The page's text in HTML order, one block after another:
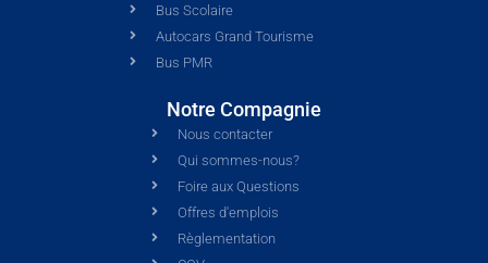
Bus Scolaire
Autocars Grand Tourisme
Bus PMR
Notre Compagnie
Nous contacter
Qui sommes-nous?
Foire aux Questions
Offres d'emplois
Règlementation